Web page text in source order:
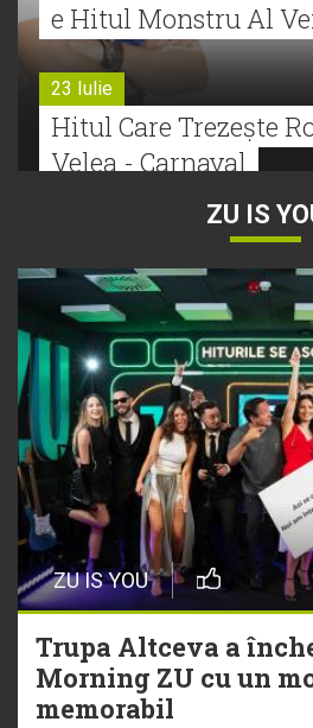
e Hitul Monstru Al
23 Iulie
Hitul Care Trezește
Velea - Carnaval
Bătălie strânsă la
Verii: Cabron versus
21 Iulie
Dă volumul mai tare!
cu Hitul Monstru al
20 Iulie
Episod nou | Muzica
Christian Thomson
20 Iulie
Torpedoul lui Morar:
ZU IS
ZU IS YOU
Trupa Altceva a
Morning ZU cu un
memorabil